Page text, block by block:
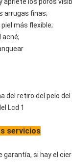
arrugas finas;
piel más flexible;
acné;
servicios
garantía, si hay el